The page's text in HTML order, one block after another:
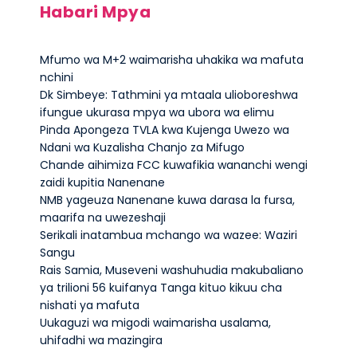
Habari Mpya
Mfumo wa M+2 waimarisha uhakika wa mafuta
nchini
Dk Simbeye: Tathmini ya mtaala ulioboreshwa
ifungue ukurasa mpya wa ubora wa elimu
Pinda Apongeza TVLA kwa Kujenga Uwezo wa
Ndani wa Kuzalisha Chanjo za Mifugo
Chande aihimiza FCC kuwafikia wananchi wengi
zaidi kupitia Nanenane
NMB yageuza Nanenane kuwa darasa la fursa,
maarifa na uwezeshaji
Serikali inatambua mchango wa wazee: Waziri
Sangu
Rais Samia, Museveni washuhudia makubaliano
ya trilioni 56 kuifanya Tanga kituo kikuu cha
nishati ya mafuta
Uukaguzi wa migodi waimarisha usalama,
uhifadhi wa mazingira